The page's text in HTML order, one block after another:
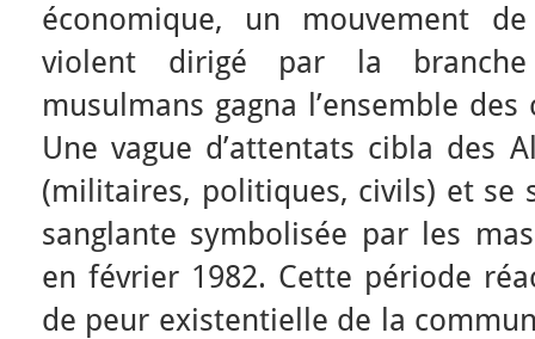
économique, un mouvement
violent dirigé par la
musulmans gagna l’ensemble
Une vague d’attentats cibla des
(militaires, politiques, civils) et se
sanglante symbolisée par les
en février 1982. Cette période
de peur existentielle de la